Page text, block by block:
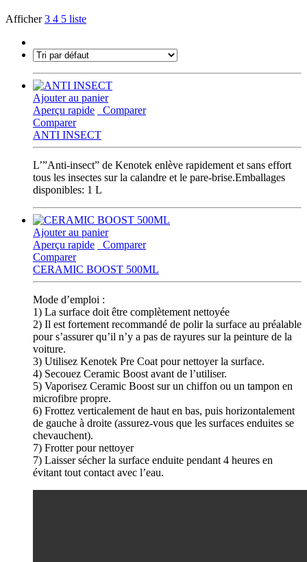
Afficher3 4 5 liste
Ajouter au panier
Aperçu rapide
Comparer
Comparer
ANTI INSECT
L’”Anti-insect” de Kenotek enlève rapidement et sans effort
tous les insectes sur la calandre et le pare-brise.Emballages
disponibles: 1 L
Ajouter au panier
Aperçu rapide
Comparer
Comparer
CERAMIC BOOST 500ML
Mode d’emploi :
1) La surface doit être complètement nettoyée
2) Il est fortement recommandé de polir la surface au préalable
pour s’assurer qu’il n’y a pas de rayures sur la peinture de la
voiture.
3) Utilisez Kenotek Pre Coat pour nettoyer la surface.
4) Secouez Ceramic Boost avant de l’utiliser.
5) Vaporisez Ceramic Boost sur un chiffon ou un tampon en
microfibre propre.
6) Frottez verticalement de haut en bas, puis horizontalement
de gauche à droite (assurez-vous que les surfaces enduites se
chevauchent).
7) Frotter pour nettoyer
7) Laisser sécher la surface enduite pendant 4 heures en
évitant tout contact avec l’eau.